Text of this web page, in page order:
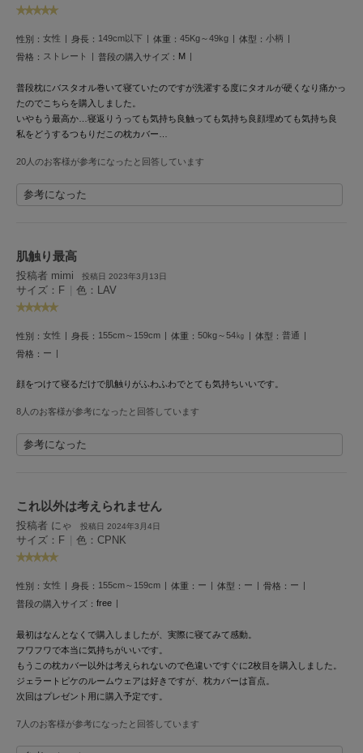
FRAY I.D
FURFUR
gelato pique
GELATO PIQUE CAT&DOG
ジェラート ピケ キャットアンドドッグ
GRAMICCI
グラミチ
Henon.
へノン
ハンター
HOKA ONEONE
ホカ オネオネ
KEEN
キーン
LAATO
ラート
le
ル
le coq sportif
ルコックスポルティフ
LeSportsac
性別： 女性 身長： 149cm以下 体重： 45Kg～49kg 体型： 小柄
骨格： ストレート 普段の購入サイズ： M
普段枕にバスタオル巻いて寝ていたのですが洗濯する度にタオルが硬くなり痛かっ
たのでこちらを購入しました。
いやもう最高か… 寝返りうっても気持ち良触っても気持ち良 顔埋めても気持ち良
私をどうするつもりだこの枕カバー…
20人のお客様が参考になったと回答しています
参考になった
肌触り最高
投稿者 mimi 投稿日 2023年3月13日
サイズ：F | 色：LAV
性別： 女性 身長： 155cm～159cm 体重： 50kg～54㎏ 体型： 普通
骨格： ー
顔をつけて寝るだけで肌触りがふわふわでとても気持ちいいです。
8人のお客様が参考になったと回答しています
参考になった
これ以外は考えられません
投稿者 にゃ 投稿日 2024年3月4日
サイズ：F 色：CPNK
性別： 女性 身長： 155cm～159cm 体重： ー 体型： ー 骨格： ー
普段の購入サイズ： free
最初はなんとなくで購入しましたが、実際に寝てみて感動。
フワフワで本当に気持ちがいいです。
もうこの枕カバー以外は考えられないので色違いですぐに2枚目を購入しました。
ジェラートピケのルームウェアは好きですが、枕カバーは盲点。
次回はプレゼント用に購入予定です。
7人のお客様が参考になったと回答しています